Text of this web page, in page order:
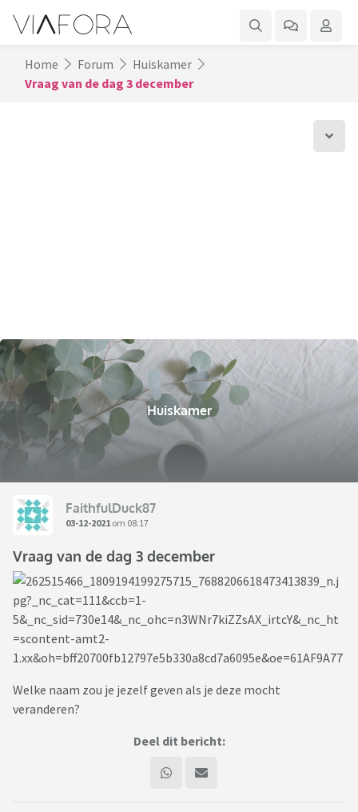
Home Forum
Huiskamer
Vraag van de dag 3 december
Huiskamer
FaithfulDuck87
03-12-2021 om 08:17
Vraag van de dag 3 december
Welke naam zou je jezelf geven als je deze mocht
veranderen?
Deel dit bericht: